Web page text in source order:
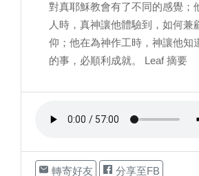
對真耶穌教會有了不同的感覺；
人時，真神讓他體驗到，如何兼
仰；他在為神作工時，神讓他知
的事，必順利成就。 Leaf 摘要
轉寄好友 分享至FB